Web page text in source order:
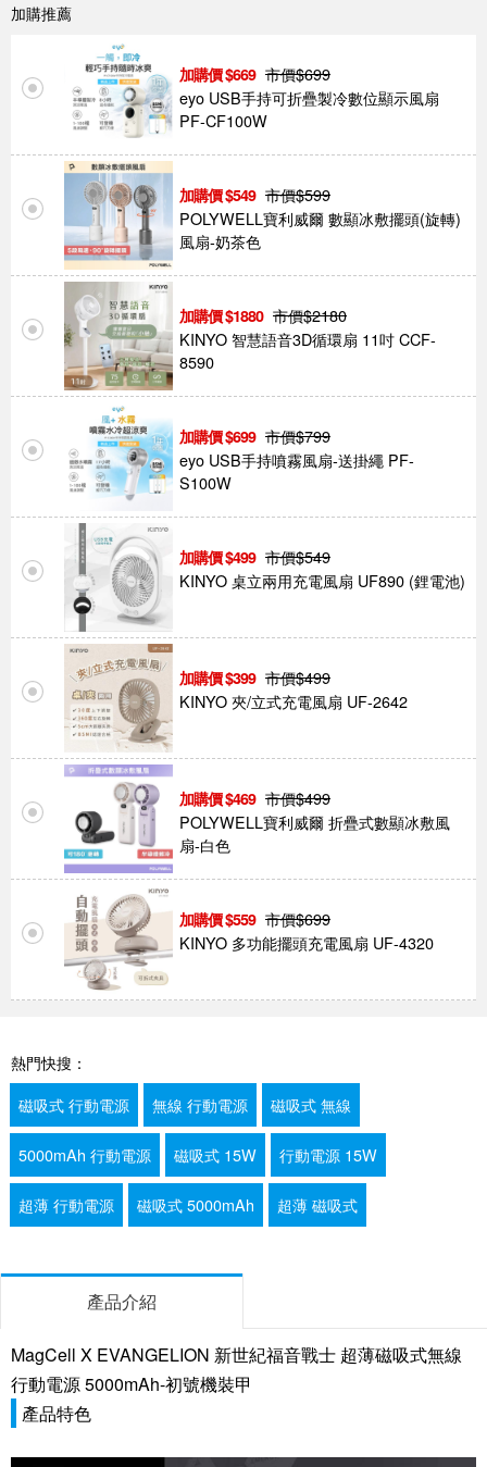
加購推薦
669 市價$699
eyo USB手持可折疊製冷數位顯示風扇
PF-CF100W
549 市價$599
POLYWELL寶利威爾 數顯冰敷擺頭(旋轉)
風扇-奶茶色
1880 市價$2180
KINYO 智慧語音3D循環扇 11吋 CCF-
8590
699 市價$799
eyo USB手持噴霧風扇-送掛繩 PF-
S100W
499 市價$549
KINYO 桌立兩用充電風扇 UF890 (鋰電池)
399 市價$499
KINYO 夾/立式充電風扇 UF-2642
469 市價$499
POLYWELL寶利威爾 折疊式數顯冰敷風
扇-白色
559 市價$699
KINYO 多功能擺頭充電風扇 UF-4320
熱門快搜：
磁吸式 行動電源
無線 行動電源 磁吸式 無線
5000mAh 行動電源 磁吸式 15W 行動電源 15W
超薄 行動電源 磁吸式 5000mAh 超薄 磁吸式
產品介紹
MagCell X EVANGELION 新世紀福音戰士 超薄磁吸式無線
行動電源 5000mAh-初號機裝甲
產品特色